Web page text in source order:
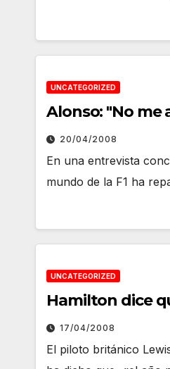
UNCATEGORIZED
Alonso: "No me
20/04/2008
En una entrevista
mundo de la F1 ha
UNCATEGORIZED
Hamilton dice
17/04/2008
El piloto británico